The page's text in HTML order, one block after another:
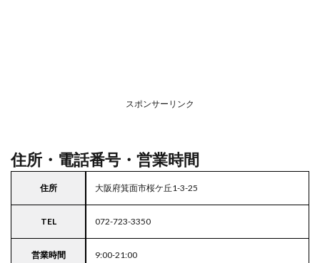
イフ
スポンサーリンク
住所・電話番号・営業時間
住所 大阪府箕面市桜ケ丘1-3-25
TEL 072-723-3350
営業時間 9:00-21:00